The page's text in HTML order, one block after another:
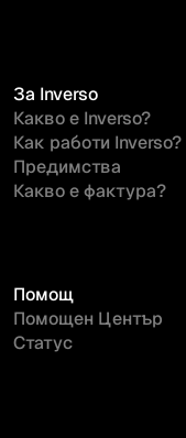
За Inverso
Какво е Inverso?
Как работи Inverso?
Предимства
Какво е фактура?
Помощ
Помощен Център
Статус